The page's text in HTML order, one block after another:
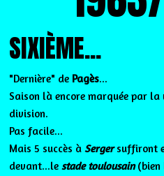
SIXIÈME...
"Dernière" de Pagès...
Saison là encore marquée par la
division.
Pas facile...
Mais 5 succès à Sergersuffiront
devant...le stade toulousain(bien